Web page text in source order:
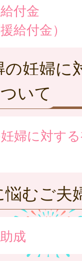
付金
給付金）
妊婦に
いて
婦に対す
むご夫
成